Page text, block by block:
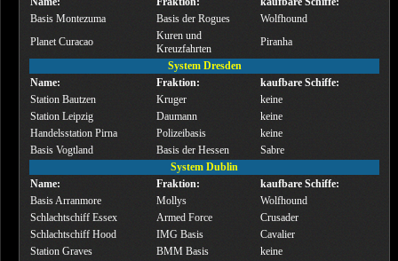
Basis Montezuma
Basis der Rogues
Wolfhound
Planet Curacao
Kuren und
Kreuzfahrten
Piranha
System Dresden
Name:
Fraktion:
kaufbare Schiffe:
Station Bautzen
Kruger
keine
Station Leipzig
Daumann
keine
Handelsstation Pirna
Polizeibasis
keine
Basis Vogtland
Basis der Hessen
Sabre
System Dublin
Name:
Fraktion:
kaufbare Schiffe:
Basis Arranmore
Mollys
Wolfhound
Schlachtschiff Essex
Armed Force
Crusader
Schlachtschiff Hood
IMG Basis
Cavalier
Station Graves
BMM Basis
keine